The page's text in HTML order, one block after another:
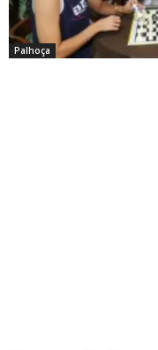
Palhoça